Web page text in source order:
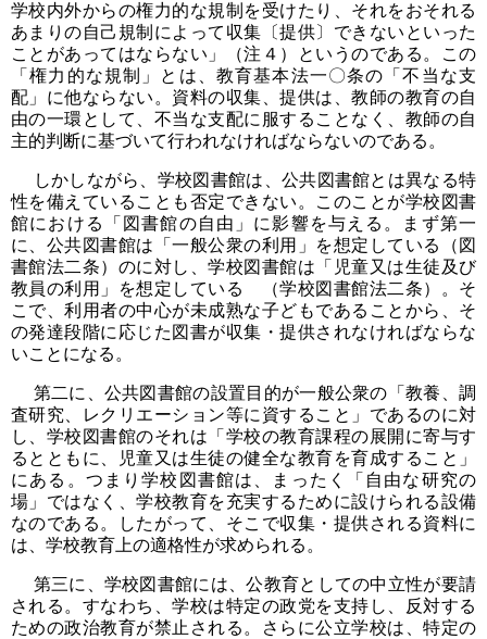
学校内外からの権力的な規制を受けたり、それをおそれる
あまりの自己規制によって収集〔提供〕できないといった
ことがあってはならない」（注４）というのである。この
「権力的な規制」とは、教育基本法一〇条の「不当な支
配」に他ならない。資料の収集、提供は、教師の教育の自
由の一環として、不当な支配に服することなく、教師の自
主的判断に基づいて行われなければならないのである。
しかしながら、学校図書館は、公共図書館とは異なる特
性を備えていることも否定できない。このことが学校図書
館における「図書館の自由」に影響を与える。まず第一
に、公共図書館は「一般公衆の利用」を想定している（図
書館法二条）のに対し、学校図書館は「児童又は生徒及び
教員の利用」を想定している （学校図書館法二条）。そ
こで、利用者の中心が未成熟な子どもであることから、そ
の発達段階に応じた図書が収集・提供されなければならな
いことになる。
第二に、公共図書館の設置目的が一般公衆の「教養、調
査研究、レクリエーション等に資すること」であるのに対
し、学校図書館のそれは「学校の教育課程の展開に寄与す
るとともに、児童又は生徒の健全な教育を育成すること」
にある。つまり学校図書館は、まったく「自由な研究の
場」ではなく、学校教育を充実するために設けられる設備
なのである。したがって、そこで収集・提供される資料に
は、学校教育上の適格性が求められる。
第三に、学校図書館には、公教育としての中立性が要請
される。すなわち、学校は特定の政党を支持し、反対する
ための政治教育が禁止される。さらに公立学校は、特定の